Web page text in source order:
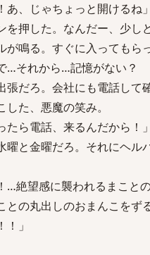
あ、じゃちょっと開けるね」
を押した。なんだー、少し
が鳴る。すぐに入ってもら
…それから…記憶がない？
張だろ。会社にも電話して
た、悪魔の笑み。
たら電話、来るんだから！」
曜と金曜だろ。それにヘル
…絶望感に襲われるまこと
との丸出しのおまんこをず
！」